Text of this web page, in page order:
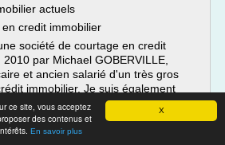
X
ce site, vous acceptez
des contenus et
En savoir plus
actuels
credit immobilier
société de courtage en credit
par Michael GOBERVILLE,
et ancien salarié d'un très gros
immobilier. Je suis également
de pret immobilier et courtier en
à...